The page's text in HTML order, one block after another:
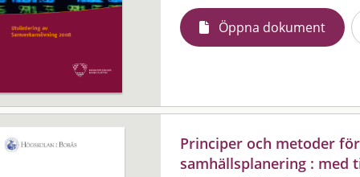
Öppna dokument
Principer och metoder
samhällsplanering : med